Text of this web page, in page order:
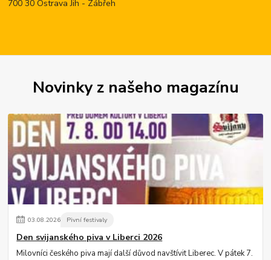
700 30 Ostrava Jih - Zábřeh
Novinky z našeho magazínu
03.08.2026 Pivní festivaly
Den svijanského piva v Liberci 2026
Milovníci českého piva mají další důvod navštívit Liberec. V pátek 7.